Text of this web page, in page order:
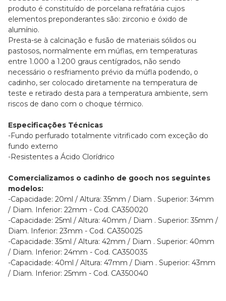
produto é constituído de porcelana refratária cujos
elementos preponderantes são: zirconio e óxido de
alumínio.
Presta-se à calcinação e fusão de materiais sólidos ou
pastosos, normalmente em múflas, em temperaturas
entre 1.000 a 1.200 graus centígrados, não sendo
necessário o resfriamento prévio da múfla podendo, o
cadinho, ser colocado diretamente na temperatura de
teste e retirado desta para a temperatura ambiente, sem
riscos de dano com o choque térmico.
Especificações Técnicas
-Fundo perfurado totalmente vitrificado com exceção do
fundo externo
-Resistentes a Ácido Clorídrico
Comercializamos o cadinho de gooch nos seguintes
modelos:
-Capacidade: 20ml / Altura: 35mm / Diam . Superior: 34mm
/ Diam. Inferior: 22mm - Cod. CA350020
-Capacidade: 25ml / Altura: 40mm / Diam . Superior: 35mm /
Diam. Inferior: 23mm - Cod. CA350025
-Capacidade: 35ml / Altura: 42mm / Diam . Superior: 40mm
/ Diam. Inferior: 24mm - Cod. CA350035
-Capacidade: 40ml / Altura: 47mm / Diam . Superior: 43mm
/ Diam. Inferior: 25mm - Cod. CA350040